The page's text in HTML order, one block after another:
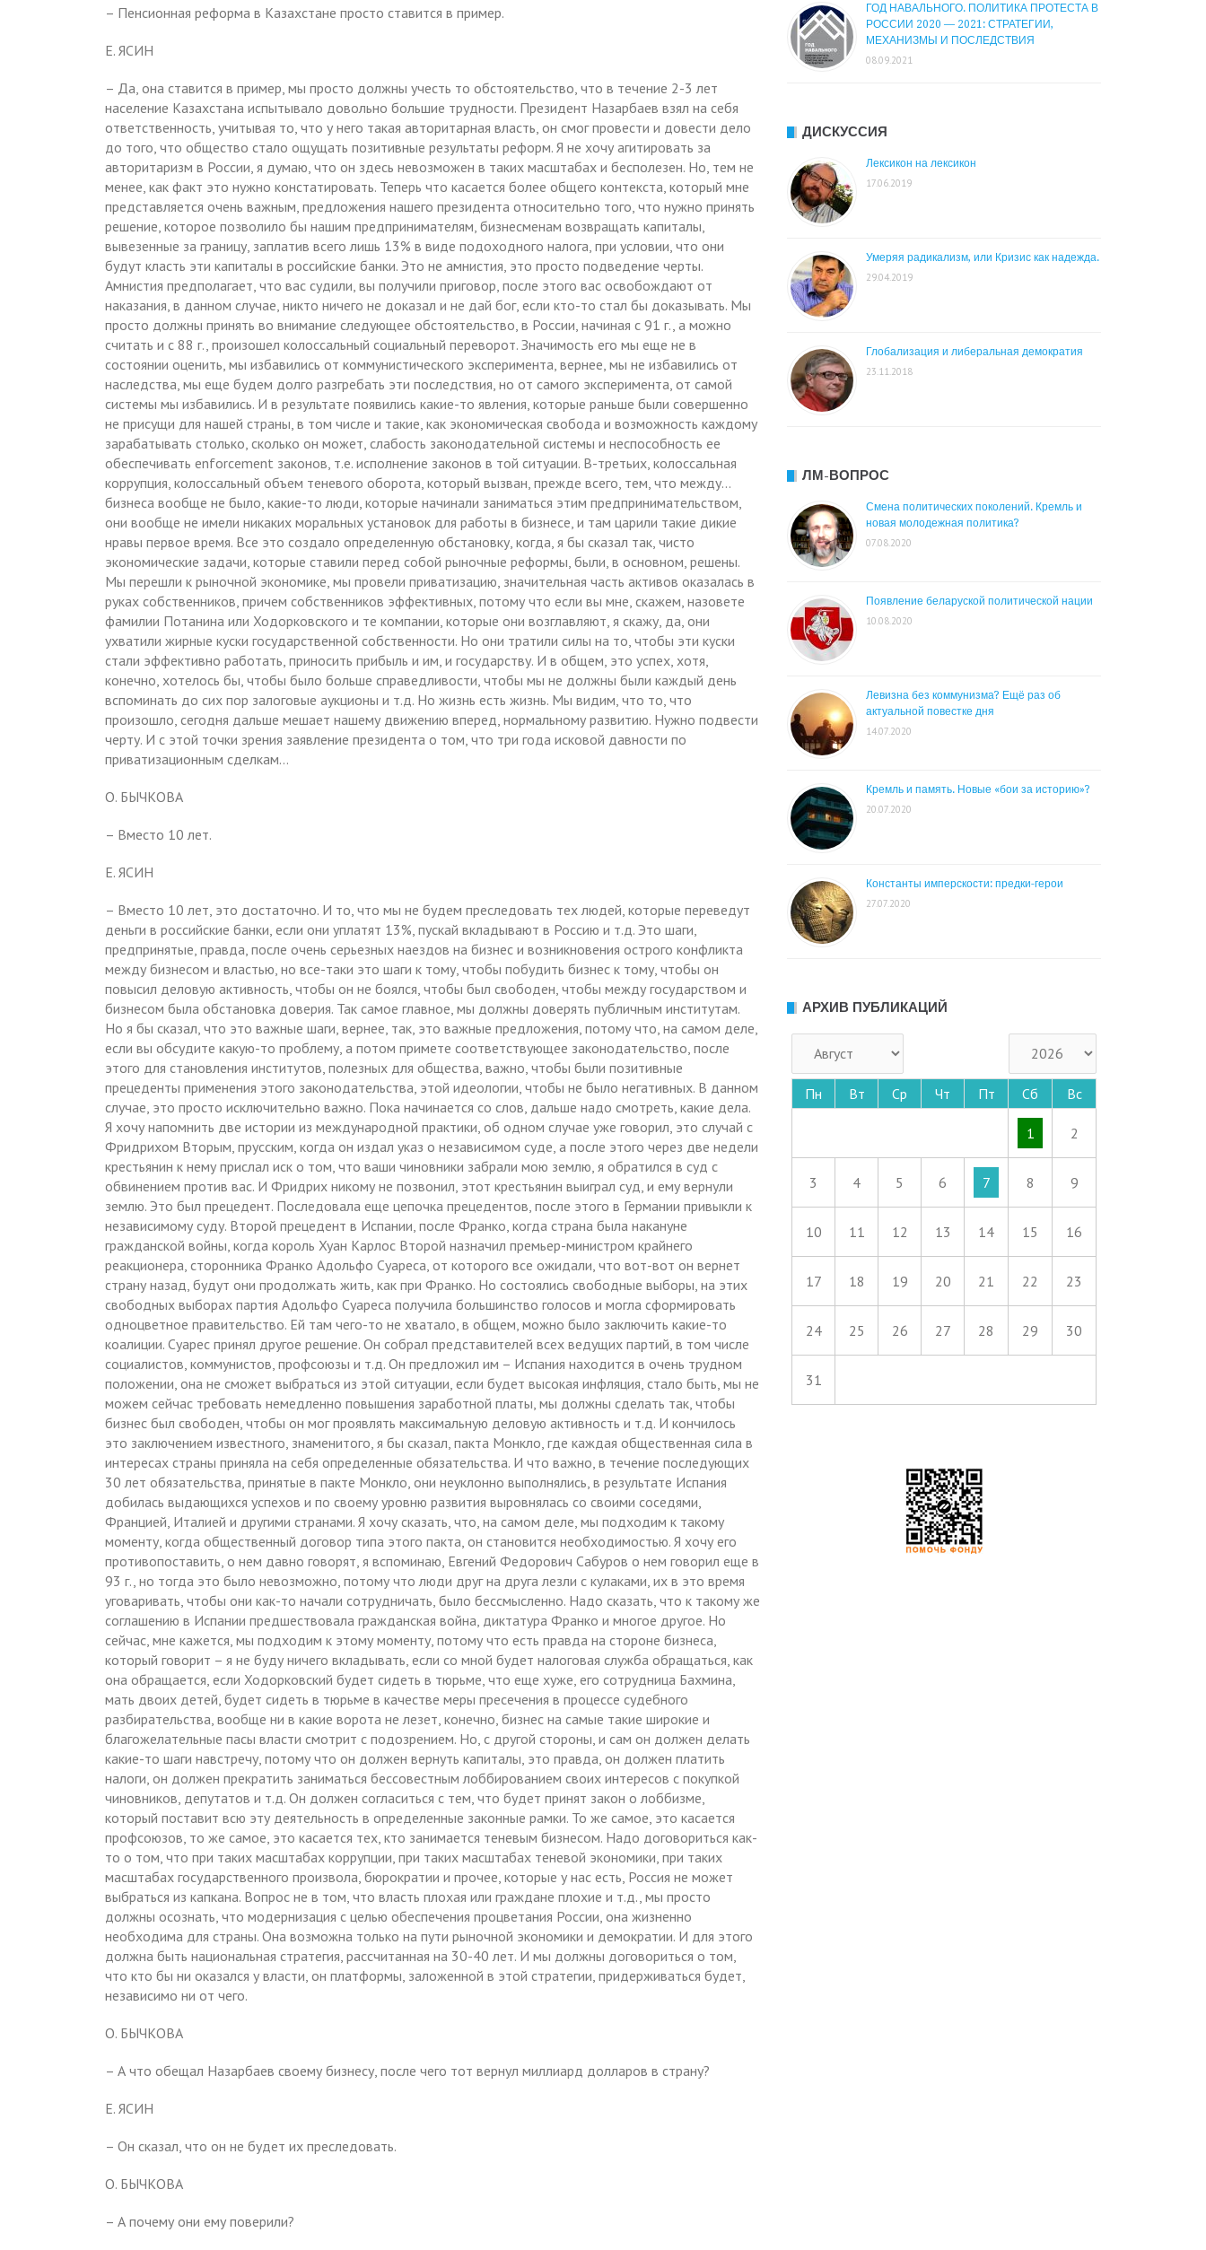
– Пенсионная реформа в Казахстане просто ставится в пример.
Е. ЯСИН
– Да, она ставится в пример, мы просто должны учесть то обстоятельство, что в течение 2-3 лет
население Казахстана испытывало довольно большие трудности. Президент Назарбаев взял на себя
ответственность, учитывая то, что у него такая авторитарная власть, он смог провести и довести дело
до того, что общество стало ощущать позитивные результаты реформ. Я не хочу агитировать за
авторитаризм в России, я думаю, что он здесь невозможен в таких масштабах и бесполезен. Но, тем не
менее, как факт это нужно констатировать. Теперь что касается более общего контекста, который мне
представляется очень важным, предложения нашего президента относительно того, что нужно принять
решение, которое позволило бы нашим предпринимателям, бизнесменам возвращать капиталы,
вывезенные за границу, заплатив всего лишь 13% в виде подоходного налога, при условии, что они
будут класть эти капиталы в российские банки. Это не амнистия, это просто подведение черты.
Амнистия предполагает, что вас судили, вы получили приговор, после этого вас освобождают от
наказания, в данном случае, никто ничего не доказал и не дай бог, если кто-то стал бы доказывать. Мы
просто должны принять во внимание следующее обстоятельство, в России, начиная с 91 г., а можно
считать и с 88 г., произошел колоссальный социальный переворот. Значимость его мы еще не в
состоянии оценить, мы избавились от коммунистического эксперимента, вернее, мы не избавились от
наследства, мы еще будем долго разгребать эти последствия, но от самого эксперимента, от самой
системы мы избавились. И в результате появились какие-то явления, которые раньше были совершенно
не присущи для нашей страны, в том числе и такие, как экономическая свобода и возможность каждому
зарабатывать столько, сколько он может, слабость законодательной системы и неспособность ее
обеспечивать enforcement законов, т.е. исполнение законов в той ситуации. В-третьих, колоссальная
коррупция, колоссальный объем теневого оборота, который вызван, прежде всего, тем, что между…
бизнеса вообще не было, какие-то люди, которые начинали заниматься этим предпринимательством,
они вообще не имели никаких моральных установок для работы в бизнесе, и там царили такие дикие
нравы первое время. Все это создало определенную обстановку, когда, я бы сказал так, чисто
экономические задачи, которые ставили перед собой рыночные реформы, были, в основном, решены.
Мы перешли к рыночной экономике, мы провели приватизацию, значительная часть активов оказалась в
руках собственников, причем собственников эффективных, потому что если вы мне, скажем, назовете
фамилии Потанина или Ходорковского и те компании, которые они возглавляют, я скажу, да, они
ухватили жирные куски государственной собственности. Но они тратили силы на то, чтобы эти куски
стали эффективно работать, приносить прибыль и им, и государству. И в общем, это успех, хотя,
конечно, хотелось бы, чтобы было больше справедливости, чтобы мы не должны были каждый день
вспоминать до сих пор залоговые аукционы и т.д. Но жизнь есть жизнь. Мы видим, что то, что
произошло, сегодня дальше мешает нашему движению вперед, нормальному развитию. Нужно подвести
черту. И с этой точки зрения заявление президента о том, что три года исковой давности по
приватизационным сделкам…
О. БЫЧКОВА
– Вместо 10 лет.
Е. ЯСИН
– Вместо 10 лет, это достаточно. И то, что мы не будем преследовать тех людей, которые переведут
деньги в российские банки, если они уплатят 13%, пускай вкладывают в Россию и т.д. Это шаги,
предпринятые, правда, после очень серьезных наездов на бизнес и возникновения острого конфликта
между бизнесом и властью, но все-таки это шаги к тому, чтобы побудить бизнес к тому, чтобы он
повысил деловую активность, чтобы он не боялся, чтобы был свободен, чтобы между государством и
бизнесом была обстановка доверия. Так самое главное, мы должны доверять публичным институтам.
Но я бы сказал, что это важные шаги, вернее, так, это важные предложения, потому что, на самом деле,
если вы обсудите какую-то проблему, а потом примете соответствующее законодательство, после
этого для становления институтов, полезных для общества, важно, чтобы были позитивные
прецеденты применения этого законодательства, этой идеологии, чтобы не было негативных. В данном
случае, это просто исключительно важно. Пока начинается со слов, дальше надо смотреть, какие дела.
Я хочу напомнить две истории из международной практики, об одном случае уже говорил, это случай с
Фридрихом Вторым, прусским, когда он издал указ о независимом суде, а после этого через две недели
крестьянин к нему прислал иск о том, что ваши чиновники забрали мою землю, я обратился в суд с
обвинением против вас. И Фридрих никому не позвонил, этот крестьянин выиграл суд, и ему вернули
землю. Это был прецедент. Последовала еще цепочка прецедентов, после этого в Германии привыкли к
независимому суду. Второй прецедент в Испании, после Франко, когда страна была накануне
гражданской войны, когда король Хуан Карлос Второй назначил премьер-министром крайнего
реакционера, сторонника Франко Адольфо Суареса, от которого все ожидали, что вот-вот он вернет
страну назад, будут они продолжать жить, как при Франко. Но состоялись свободные выборы, на этих
свободных выборах партия Адольфо Суареса получила большинство голосов и могла сформировать
одноцветное правительство. Ей там чего-то не хватало, в общем, можно было заключить какие-то
коалиции. Суарес принял другое решение. Он собрал представителей всех ведущих партий, в том числе
социалистов, коммунистов, профсоюзы и т.д. Он предложил им – Испания находится в очень трудном
положении, она не сможет выбраться из этой ситуации, если будет высокая инфляция, стало быть, мы не
можем сейчас требовать немедленно повышения заработной платы, мы должны сделать так, чтобы
бизнес был свободен, чтобы он мог проявлять максимальную деловую активность и т.д. И кончилось
это заключением известного, знаменитого, я бы сказал, пакта Монкло, где каждая общественная сила в
интересах страны приняла на себя определенные обязательства. И что важно, в течение последующих
30 лет обязательства, принятые в пакте Монкло, они неуклонно выполнялись, в результате Испания
добилась выдающихся успехов и по своему уровню развития выровнялась со своими соседями,
Францией, Италией и другими странами. Я хочу сказать, что, на самом деле, мы подходим к такому
моменту, когда общественный договор типа этого пакта, он становится необходимостью. Я хочу его
противопоставить, о нем давно говорят, я вспоминаю, Евгений Федорович Сабуров о нем говорил еще в
93 г., но тогда это было невозможно, потому что люди друг на друга лезли с кулаками, их в это время
уговаривать, чтобы они как-то начали сотрудничать, было бессмысленно. Надо сказать, что к такому же
соглашению в Испании предшествовала гражданская война, диктатура Франко и многое другое. Но
сейчас, мне кажется, мы подходим к этому моменту, потому что есть правда на стороне бизнеса,
который говорит – я не буду ничего вкладывать, если со мной будет налоговая служба обращаться, как
она обращается, если Ходорковский будет сидеть в тюрьме, что еще хуже, его сотрудница Бахмина,
мать двоих детей, будет сидеть в тюрьме в качестве меры пресечения в процессе судебного
разбирательства, вообще ни в какие ворота не лезет, конечно, бизнес на самые такие широкие и
благожелательные пасы власти смотрит с подозрением. Но, с другой стороны, и сам он должен делать
какие-то шаги навстречу, потому что он должен вернуть капиталы, это правда, он должен платить
налоги, он должен прекратить заниматься бессовестным лоббированием своих интересов с покупкой
чиновников, депутатов и т.д. Он должен согласиться с тем, что будет принят закон о лоббизме,
который поставит всю эту деятельность в определенные законные рамки. То же самое, это касается
профсоюзов, то же самое, это касается тех, кто занимается теневым бизнесом. Надо договориться как-
то о том, что при таких масштабах коррупции, при таких масштабах теневой экономики, при таких
масштабах государственного произвола, бюрократии и прочее, которые у нас есть, Россия не может
выбраться из капкана. Вопрос не в том, что власть плохая или граждане плохие и т.д., мы просто
должны осознать, что модернизация с целью обеспечения процветания России, она жизненно
необходима для страны. Она возможна только на пути рыночной экономики и демократии. И для этого
должна быть национальная стратегия, рассчитанная на 30-40 лет. И мы должны договориться о том,
что кто бы ни оказался у власти, он платформы, заложенной в этой стратегии, придерживаться будет,
независимо ни от чего.
О. БЫЧКОВА
– А что обещал Назарбаев своему бизнесу, после чего тот вернул миллиард долларов в страну?
Е. ЯСИН
– Он сказал, что он не будет их преследовать.
О. БЫЧКОВА
– А почему они ему поверили?
ГОД НАВАЛЬНОГО. ПОЛИТИКА ПРОТЕСТА В
РОССИИ 2020 — 2021: СТРАТЕГИИ,
МЕХАНИЗМЫ И ПОСЛЕДСТВИЯ
08.09.2021
ДИСКУССИЯ
Лексикон на лексикон
17.06.2019
Умеряя радикализм, или Кризис как надежда.
29.04.2019
Глобализация и либеральная демократия
23.11.2018
ЛМ-ВОПРОС
Смена политических поколений. Кремль и
новая молодежная политика?
07.08.2020
Появление беларуской политической нации
10.08.2020
Левизна без коммунизма? Ещё раз об
актуальной повестке дня
14.07.2020
Кремль и память. Новые «бои за историю»?
20.07.2020
Константы имперскости: предки-герои
27.07.2020
АРХИВ ПУБЛИКАЦИЙ
Пн Вт Ср Чт Пт Сб Вс
1 2
3 4 5 6 7 8 9
10 11 12 13 14 15 16
17 18 19 20 21 22 23
24 25 26 27 28 29 30
31